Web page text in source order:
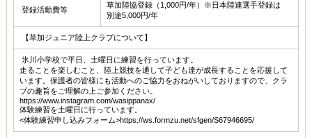
登録活動費等
草加陸協登録（1,000円/年）※日本陸連選手登録は
別途5,000円/年
【草加ジュニア陸上クラブについて】
氷川小学校で平日、土曜日に練習を行っています。
走ることを楽しむこと、陸上競技を通して子ども達が成長することを応援して
います。保護者の皆様にも活動へのご協力をおねがいしておりますので、クラ
ブの趣旨をご理解の上ご参加ください。
https://www.instagram.com/wasippanax/
体験練習を土曜日に行っています。
<体験練習申し込みフォーム>https://ws.formzu.net/sfgen/S67946695/